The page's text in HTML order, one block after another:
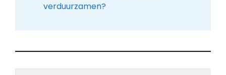
verduurzamen?